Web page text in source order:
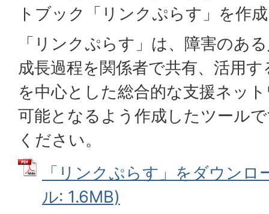
トブック「リンクぷらす」を作
「リンクぷらす」は、障害のあ
成長過程を関係者で共有、活用
を中心とした総合的な支援ネッ
可能となるよう作成したツール
ください。
「リンクぷらす」をダウン
ル: 1.6MB)